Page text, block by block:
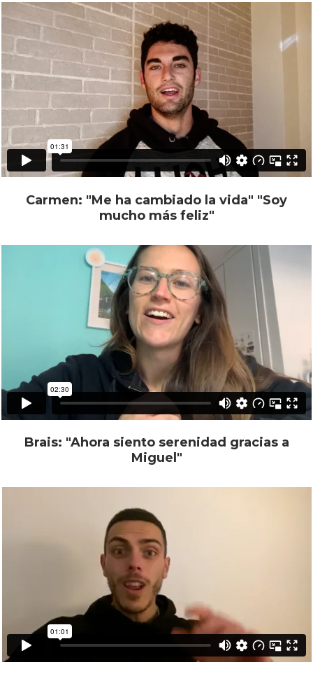
Carmen: "Me ha cambiado la vida" "Soy
mucho más feliz"
Brais: "Ahora siento serenidad gracias a
Miguel"